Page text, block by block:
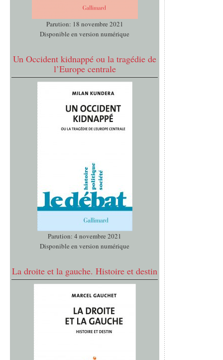
Parution: 18 novembre 2021
Disponible en version numérique
Un Occident kidnappé ou la tragédie de
l’Europe centrale
Parution: 4 novembre 2021
Disponible en version numérique
La droite et la gauche. Histoire et destin